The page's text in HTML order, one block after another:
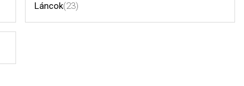
Láncok(23)